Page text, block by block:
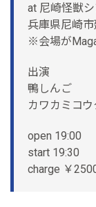
at 尼崎怪獣
兵庫県尼崎
※会場が
出演
鴨しんご
カワカミコウ
open 19:00
start 19:30
charge ￥